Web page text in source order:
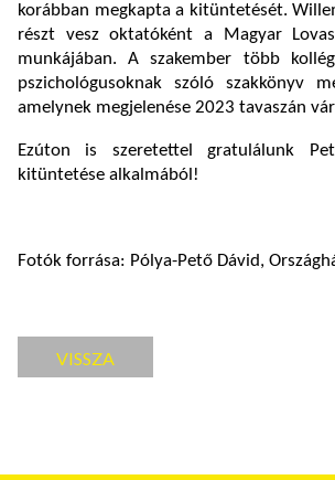
korábban megkapta a kitüntetését.
részt vesz oktatóként a Magyar
munkájában. A szakember több
pszichológusoknak szóló szakkönyv
amelynek megjelenése 2023 tavaszán
Ezúton is szeretettel gratulálunk
kitüntetése alkalmából!
Fotók forrása: Pólya-Pető Dávid,
VISSZA